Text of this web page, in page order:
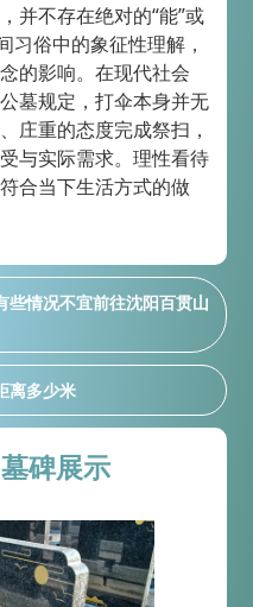
并不存在绝对的“能”或
习俗中的象征性理解，
的影响。在现代社会
墓规定，打伞本身并无
庄重的态度完成祭扫，
与实际需求。理性看待
合当下生活方式的做
些情况不宜前往沈阳百贯山
离多少米
碑展示